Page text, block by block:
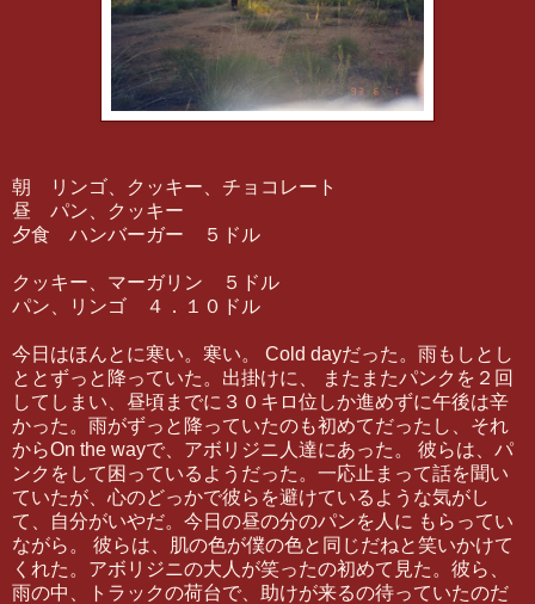
朝 リンゴ、クッキー、チョコレート
昼 パン、クッキー
夕食 ハンバーガー ５ドル
クッキー、マーガリン ５ドル
パン、リンゴ ４．１０ドル
今日はほんとに寒い。寒い。 Cold dayだった。雨もしとし
ととずっと降っていた。出掛けに、 またまたパンクを２回
してしまい、昼頃までに３０キロ位しか進めずに午後は辛
かった。雨がずっと降っていたのも初めてだったし、それ
からOn the wayで、アボリジニ人達にあった。 彼らは、パ
ンクをして困っているようだった。一応止まって話を聞い
ていたが、心のどっかで彼らを避けているような気がし
て、自分がいやだ。今日の昼の分のパンを人に もらってい
ながら。 彼らは、肌の色が僕の色と同じだねと笑いかけて
くれた。アボリジニの大人が笑ったの初めて見た。彼ら、
雨の中、トラックの荷台で、助けが来るの待っていたのだ